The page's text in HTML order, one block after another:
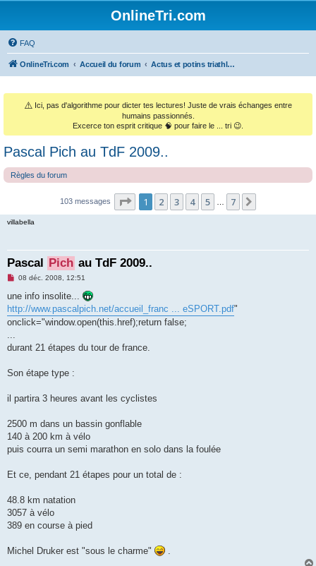
OnlineTri.com
FAQ
OnlineTri.com Accueil du forum Actus et potins triathlétiques (et le monde sportif général)
⚠️ Ici, pas d'algorithme pour dicter tes lectures! Juste de vrais échanges entre
humains passionnés.
Excerce ton esprit critique 🧠 pour faire le ... tri 😉.
Pascal Pich au TdF 2009..
Règles du forum
103 messages Page 1sur
1 2 3 4 5 7
villabella
Pascal Pich au TdF 2009..
M
s
a
g
e
o
n
u
08 déc. 2008, 12:51
une info insolite...
http://www.pascalpich.net/accueil_franc ... eSPORT.pdf"
onclick="window.open(this.href);return false;
durant 21 étapes du tour de france.
Son étape type :
il partira 3 heures avant les cyclistes
2500 m dans un bassin gonflable
140 à 200 km à vélo
puis courra un semi marathon en solo dans la foulée
Et ce, pendant 21 étapes pour un total de :
48.8 km natation
3057 à vélo
389 en course à pied
Michel Druker est "sous le charme"